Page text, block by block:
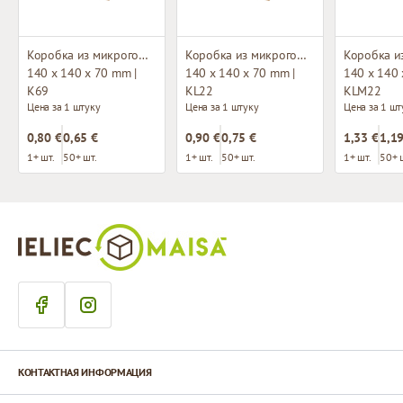
Коробка из микрогофрокартона
140 x 140 x 70 mm |
K69
Цена за 1 штуку
0,80 €
1+ шт.
0,65 €
50+ шт.
Коробка из микрогофрокартона с окном
140 x 140 x 70 mm |
KL22
Цена за 1 штуку
0,90 €
1+ шт.
0,75 €
50+ шт.
140 x 140
KLM22
Цена за 1
1,33 €
1+ шт. 50+
КОНТАКТНАЯ ИНФОРМАЦИЯ